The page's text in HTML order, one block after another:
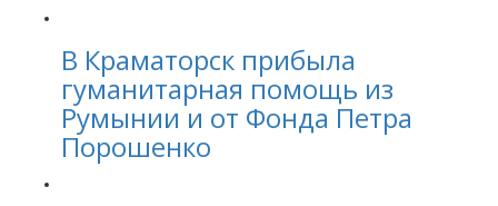
В Краматорск прибыла
гуманитарная помощь из
Румынии и от Фонда Петра
Порошенко